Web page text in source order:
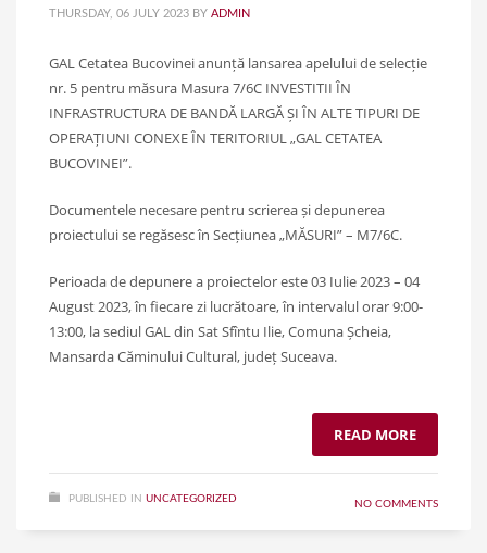
THURSDAY, 06 JULY 2023 BY ADMIN
GAL Cetatea Bucovinei anunță lansarea apelului de selecție
nr. 5 pentru măsura Masura 7/6C INVESTITII ÎN
INFRASTRUCTURA DE BANDĂ LARGĂ ȘI ÎN ALTE TIPURI DE
OPERAȚIUNI CONEXE ÎN TERITORIUL „GAL CETATEA
BUCOVINEI”.
Documentele necesare pentru scrierea și depunerea
proiectului se regăsesc în Secțiunea „MĂSURI” – M7/6C.
Perioada de depunere a proiectelor este 03 Iulie 2023 – 04
August 2023, în fiecare zi lucrătoare, în intervalul orar 9:00-
13:00, la sediul GAL din Sat Sfîntu Ilie, Comuna Șcheia,
Mansarda Căminului Cultural, județ Suceava.
READ MORE
PUBLISHED IN UNCATEGORIZED NO COMMENTS